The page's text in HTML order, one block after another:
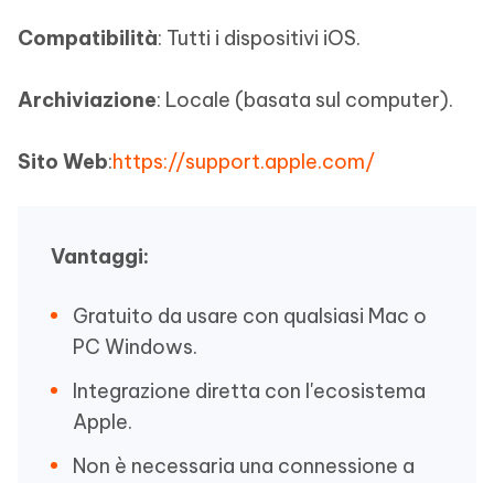
Compatibilità: Tutti i dispositivi iOS.
Archiviazione: Locale (basata sul computer).
Sito Web:https://support.apple.com/
Vantaggi:
Gratuito da usare con qualsiasi Mac o
PC Windows.
Integrazione diretta con l'ecosistema
Apple.
Non è necessaria una connessione a